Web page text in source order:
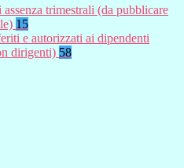
assenza trimestrali (da pubblicare
15
e autorizzati ai dipendenti
dirigenti) 58